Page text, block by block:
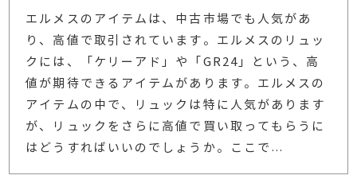
エルメスのアイテムは、中古市場でも人気があ
り、高値で取引されています。エルメスのリュッ
クには、「ケリーアド」や「GR24」という、高
値が期待できるアイテムがあります。エルメスの
アイテムの中で、リュックは特に人気があります
が、リュックをさらに高値で買い取ってもらうに
はどうすればいいのでしょうか。ここで …